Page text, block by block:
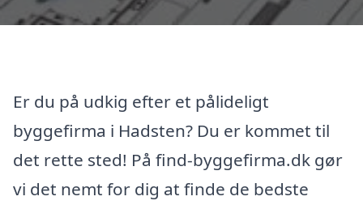
Er du på udkig efter et pålideligt
byggefirma i Hadsten? Du er kommet til
det rette sted! På find-byggefirma.dk gør
vi det nemt for dig at finde de bedste